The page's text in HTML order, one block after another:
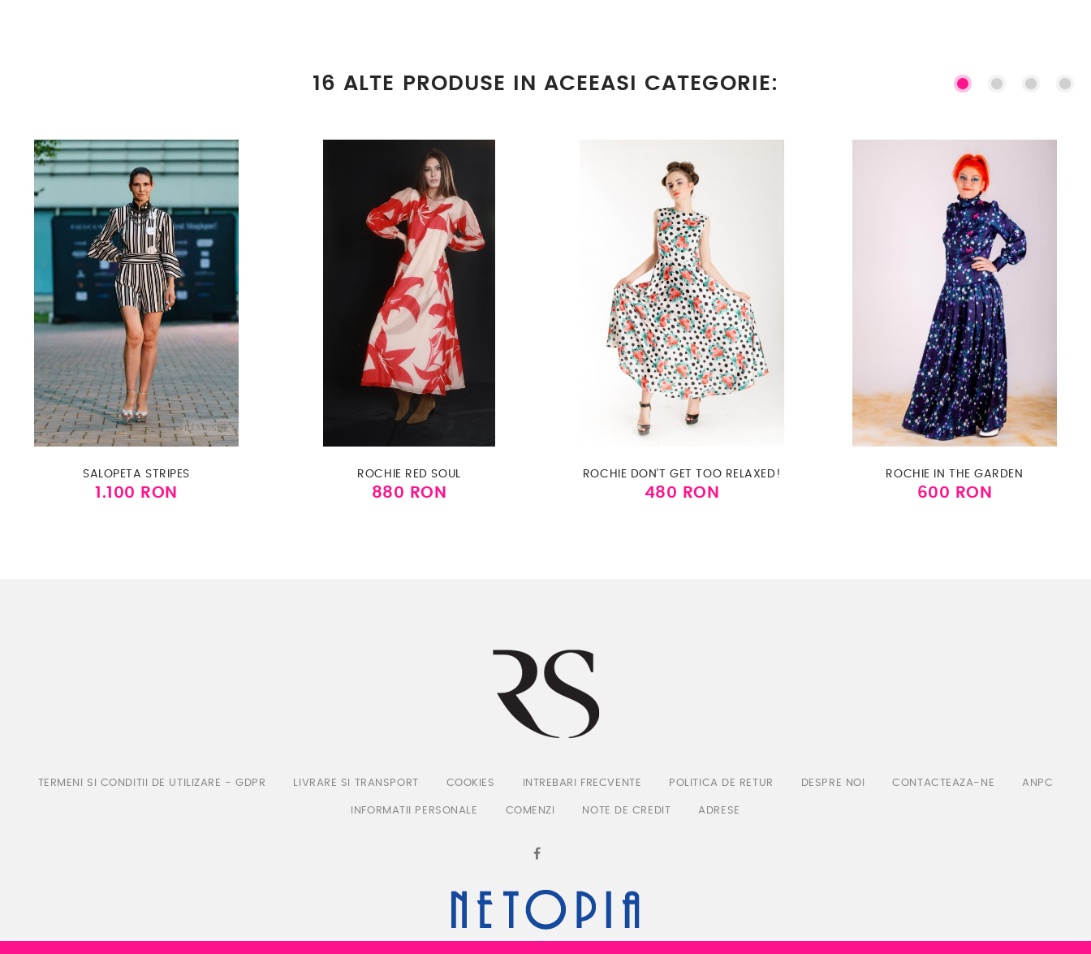
16 ALTE PRODUSE IN ACEEASI CATEGORIE:
SALOPETA STRIPES
Pret
1.100 RON
ROCHIE RED SOUL
Pret
880 RON
ROCHIE DON'T GET TOO RELAXED!
Pret
480 RON
ROCHIE IN THE GARDEN
Pret
600 RON
TERMENI SI CONDITII DE UTILIZARE - GDPR LIVRARE SI TRANSPORT COOKIES INTREBARI FRECVENTE POLITICA DE RETUR DESPRE NOI CONTACTEAZA-NE ANPC
INFORMATII PERSONALE COMENZI NOTE DE CREDIT ADRESE